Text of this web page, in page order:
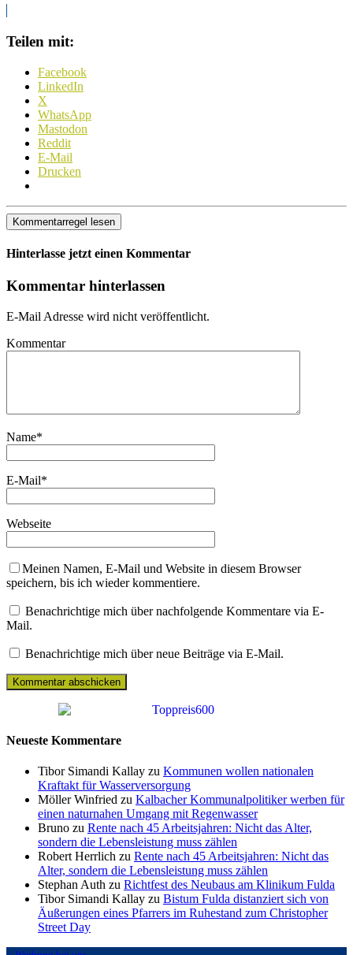
Teilen mit:
Facebook
LinkedIn
X
WhatsApp
Mastodon
Reddit
E-Mail
Drucken
Kommentarregel lesen
Hinterlasse jetzt einen Kommentar
Kommentar hinterlassen
E-Mail Adresse wird nicht veröffentlicht.
Kommentar
Name*
E-Mail*
Webseite
Meinen Namen, E-Mail und Website in diesem Browser
speichern, bis ich wieder kommentiere.
Benachrichtige mich über nachfolgende Kommentare via E-
Mail.
Benachrichtige mich über neue Beiträge via E-Mail.
Neueste Kommentare
Tibor Simandi Kallay zu Kommunen wollen nationalen
Kraftakt für Wasserversorgung
Möller Winfried zu Kalbacher Kommunalpolitiker werben für
einen naturnahen Umgang mit Regenwasser
Bruno zu Rente nach 45 Arbeitsjahren: Nicht das Alter,
sondern die Lebensleistung muss zählen
Robert Herrlich zu Rente nach 45 Arbeitsjahren: Nicht das
Alter, sondern die Lebensleistung muss zählen
Stephan Auth zu Richtfest des Neubaus am Klinikum Fulda
Tibor Simandi Kallay zu Bistum Fulda distanziert sich von
Äußerungen eines Pfarrers im Ruhestand zum Christopher
Street Day